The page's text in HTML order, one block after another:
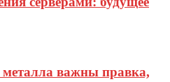
важны правка,